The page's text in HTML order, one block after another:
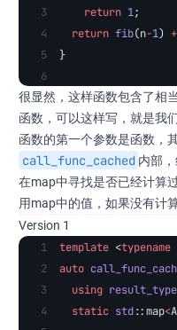
    return
1;
  return
fib(n-1) +
}
很显然，这样函数包含了相
函数，可以这样写，就是我
函数的第一个参数是函数，
call_func_cached 内部
在map中寻找是否已经计算
用map中的值，如果没有计
Version 1
template <typename
auto
  using
result_type
  static
std::map<